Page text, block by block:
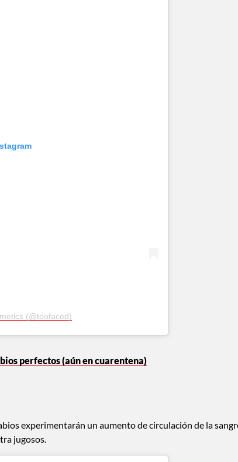
(@toofaced)
perfectos (aún en cuarentena)
experimentarán un aumento de circulación de la
jugosos.